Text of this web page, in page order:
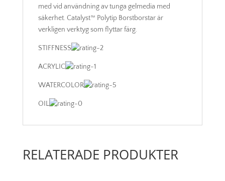
med vid användning av tunga gelmedia med
säkerhet. Catalyst™ Polytip Borstborstar är
verkligen verktyg som flyttar färg.
STIFFNESS
ACRYLIC
WATERCOLOR
OIL
RELATERADE PRODUKTER